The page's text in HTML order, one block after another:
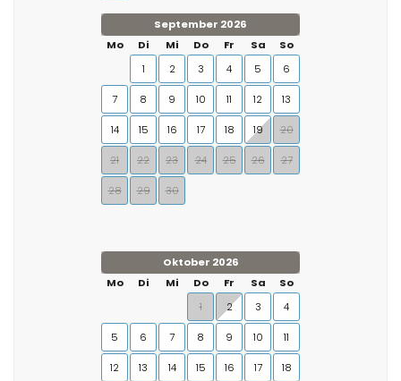
September 2026
Mo
Di Mi Do Fr Sa
So
1
2 3 4 5 6
7 8 9 10 11 12 13
14 15 16 17 18 19 20
21 22 23 24 25 26 27
28 29 30
Oktober 2026
Mo
Di Mi Do Fr Sa
So
1
2 3 4
5 6 7 8 9 10 11
12 13 14 15 16 17 18